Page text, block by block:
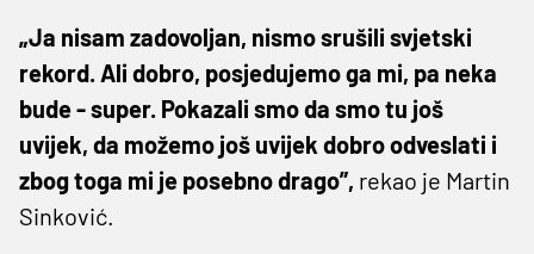
„Ja nisam zadovoljan, nismo srušili svjetski
rekord. Ali dobro, posjedujemo ga mi, pa neka
bude - super. Pokazali smo da smo tu još
uvijek, da možemo još uvijek dobro odveslati i
zbog toga mi je posebno drago”, rekao je Martin
Sinković.